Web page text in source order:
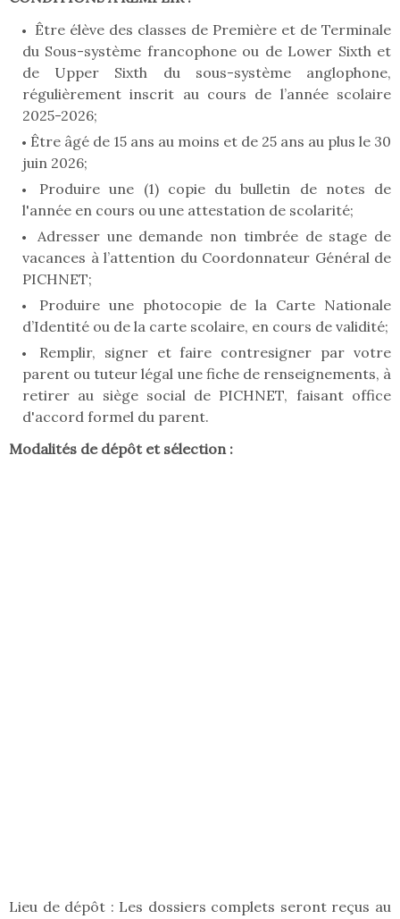
Être élève des classes de Première et de Terminale
du Sous-système francophone ou de Lower Sixth et
de Upper Sixth du sous-système anglophone,
régulièrement inscrit au cours de l’année scolaire
2025-2026;
Être âgé de 15 ans au moins et de 25 ans au plus le 30
juin 2026;
Produire une (1) copie du bulletin de notes de
l'année en cours ou une attestation de scolarité;
Adresser une demande non timbrée de stage de
vacances à l’attention du Coordonnateur Général de
PICHNET;
Produire une photocopie de la Carte Nationale
d’Identité ou de la carte scolaire, en cours de validité;
Remplir, signer et faire contresigner par votre
parent ou tuteur légal une fiche de renseignements, à
retirer au siège social de PICHNET, faisant office
d'accord formel du parent.
Modalités de dépôt et sélection :
Lieu de dépôt : Les dossiers complets seront reçus au